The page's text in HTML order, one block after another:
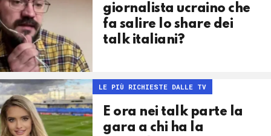
giornalista ucraino che
fa salire lo share dei
talk italiani?
LE PIÙ RICHIESTE DALLE TV
E ora nei talk parte la
gara a chi ha la